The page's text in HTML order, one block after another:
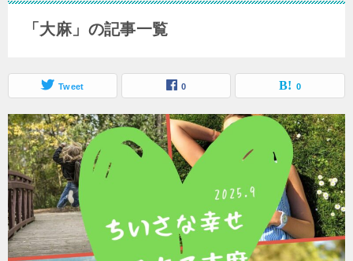
「大麻」の記事一覧
Tweet 0 0